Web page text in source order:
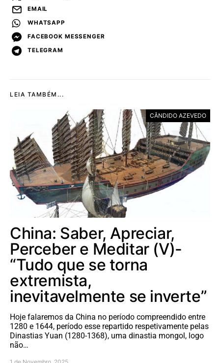
EMAIL
WHATSAPP
FACEBOOK MESSENGER
TELEGRAM
LEIA TAMBÉM...
CÂNDIDO AZEVEDO
China: Saber, Apreciar,
Perceber e Meditar (V)-
“Tudo que se torna
extremista,
inevitavelmente se inverte”
Hoje falaremos da China no período compreendido entre
1280 e 1644, período esse repartido respetivamente pelas
Dinastias Yuan (1280-1368), uma dinastia mongol, logo
não…